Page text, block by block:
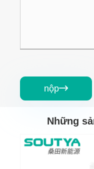
nộp
Những